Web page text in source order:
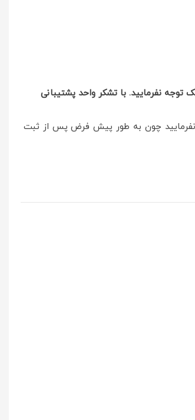
نفرمایید. با تشکر واحد پشتیبانی
نفرمایید چون به طور پیش فرض پس از ثبت